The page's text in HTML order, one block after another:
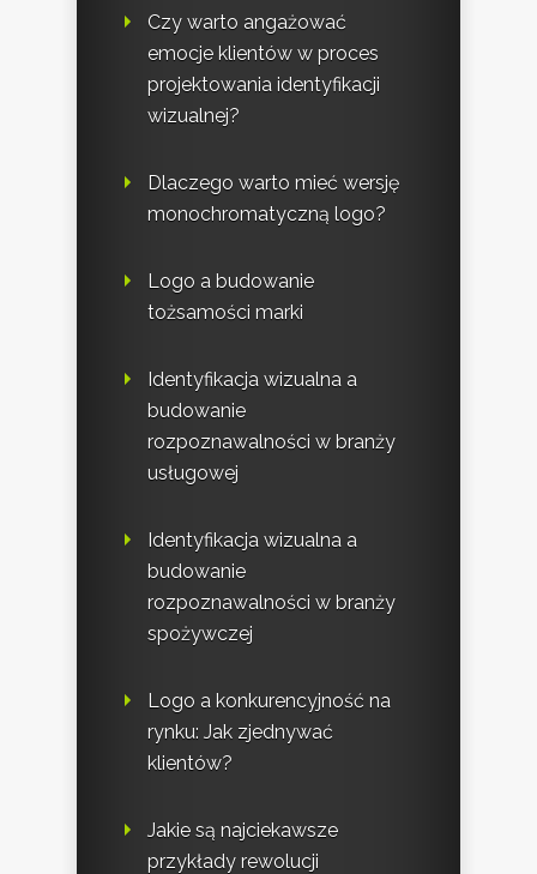
Czy warto angażować
emocje klientów w proces
projektowania identyfikacji
wizualnej?
Dlaczego warto mieć wersję
monochromatyczną logo?
Logo a budowanie
tożsamości marki
Identyfikacja wizualna a
budowanie
rozpoznawalności w branży
usługowej
Identyfikacja wizualna a
budowanie
rozpoznawalności w branży
spożywczej
Logo a konkurencyjność na
rynku: Jak zjednywać
klientów?
Jakie są najciekawsze
przykłady rewolucji